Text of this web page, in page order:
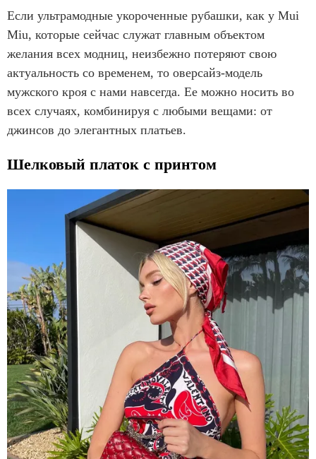
Если ультрамодные укороченные рубашки, как у Mui
Miu, которые сейчас служат главным объектом
желания всех модниц, неизбежно потеряют свою
актуальность со временем, то оверсайз-модель
мужского кроя с нами навсегда. Ее можно носить во
всех случаях, комбинируя с любыми вещами: от
джинсов до элегантных платьев.
Шелковый платок с принтом